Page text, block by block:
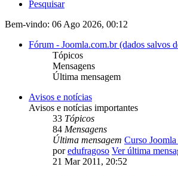
Pesquisar
Bem-vindo: 06 Ago 2026, 00:12
Fórum - Joomla.com.br (dados salvos
Tópicos
Mensagens
Última mensagem
Avisos e notícias
Avisos e notícias importantes
33 Tópicos
84 Mensagens
Última mensagem Curso Joomla
poredufragoso Ver última
21 Mar 2011, 20:52